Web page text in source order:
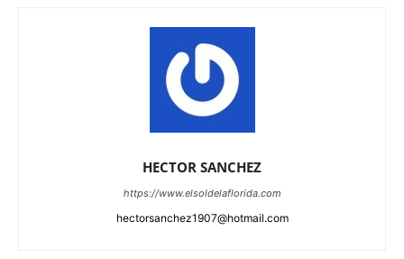
HECTOR SANCHEZ
https://www.elsoldelaflorida.com
hectorsanchez1907@hotmail.com